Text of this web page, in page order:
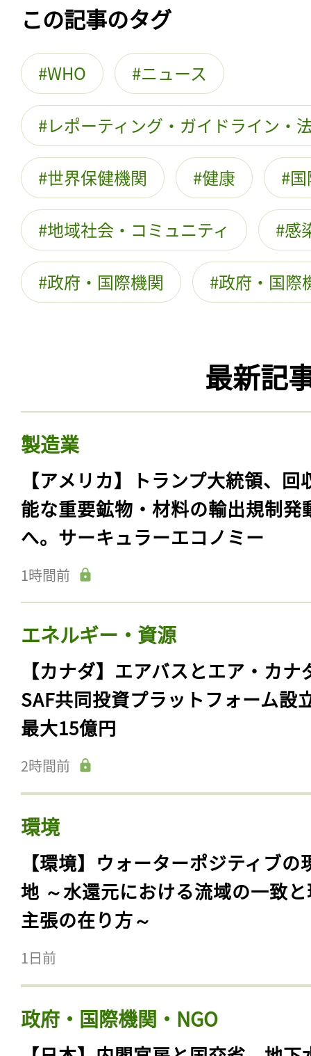
この記事のタグ
WHO ニュース
レポーティング・ガイドライン・
世界保健機関 健康
地域社会・コミュニティ 感
政府・国際機関 政府・国際
最新記
製造業
【アメリカ】トランプ大統領、回
能な重要鉱物・材料の輸出規制発
へ。サーキュラーエコノミー
1時間前
エネルギー・資源
【カナダ】エアバスとエア・カナ
SAF共同投資プラットフォーム設
最大15億円
2時間前
環境
【環境】ウォーターポジティブの
地 ～水還元における流域の一致
主張の在り方～
1日前
政府・国際機関・NGO